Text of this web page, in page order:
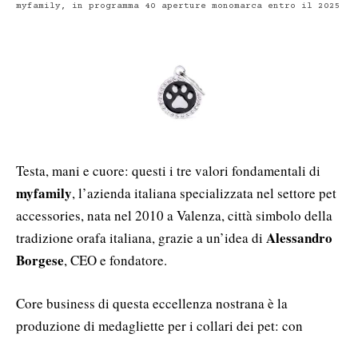
myfamily, in programma 40 aperture monomarca entro il 2025
Testa, mani e cuore: questi i tre valori fondamentali di
myfamily, l’azienda italiana specializzata nel settore pet
accessories, nata nel 2010 a Valenza, città simbolo della
tradizione orafa italiana, grazie a un’idea di Alessandro
Borgese, CEO e fondatore.
Core business di questa eccellenza nostrana è la
produzione di medagliette per i collari dei pet: con